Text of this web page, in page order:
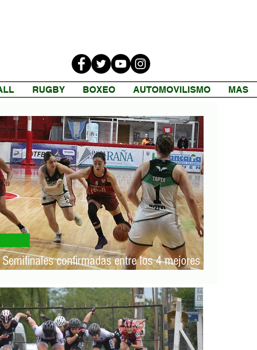
RUGBY BOXEO AUTOMOVILISMO MAS
confirmadas entre los 4 mejores